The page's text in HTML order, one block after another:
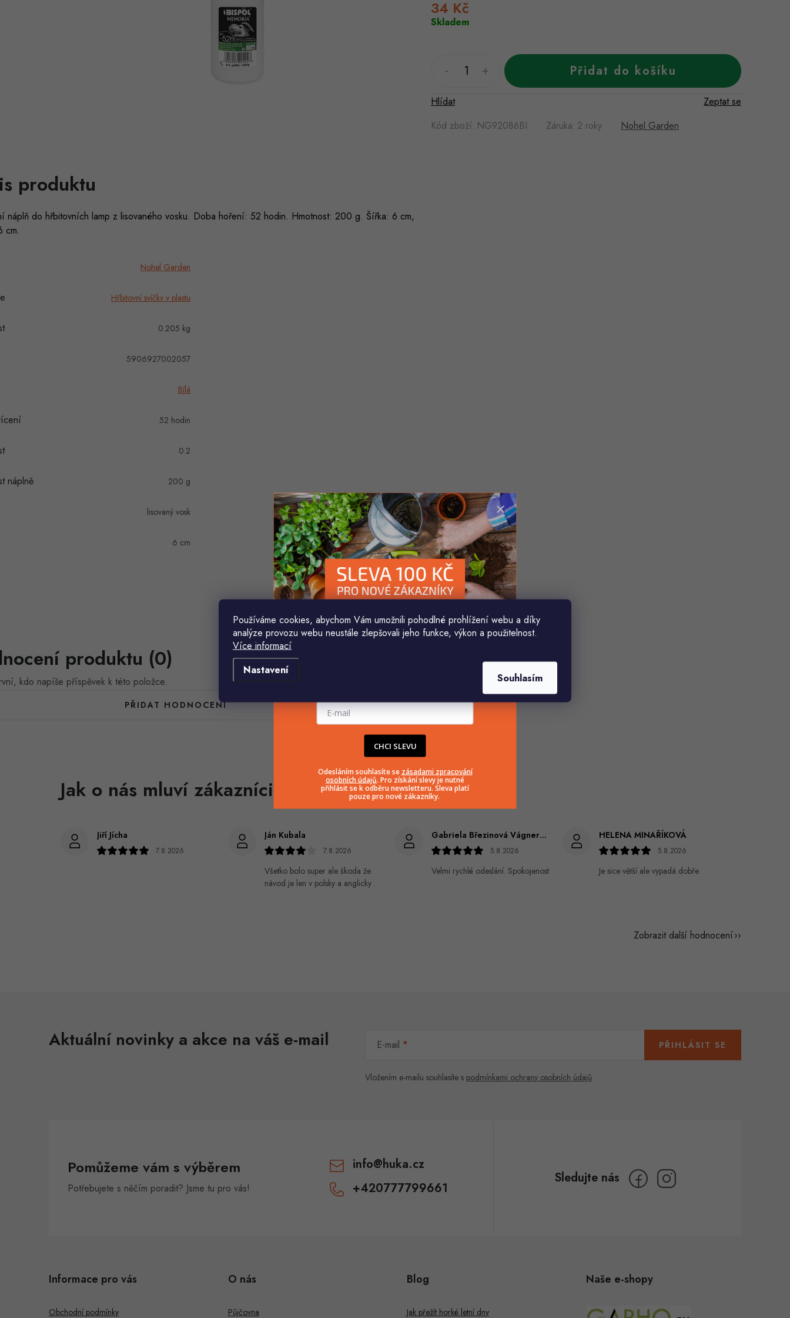
Používáme cookies, abychom Vám umožnili pohodlné prohlížení webu a díky
analýze provozu webu neustále zlepšovali jeho funkce, výkon a použitelnost.
Více informací
Nastavení
Souhlasím
34 Kč
cena:
Skladem
Přidat do košíku
Kód zboží: NG92086BI Záruka: 2 roky Nohel Garden
Zeptat se
Hlídat
produktu
náplň do hřbitovních lamp z lisovaného vosku. Doba hoření: 52 hodin. Hmotnost: 200 g. Šířka: 6 cm,
cm.
Nohel Garden
Hřbitovní svíčky v plastu
0.205 kg
5906927002057
Bílá
52 hodin
0.2
náplně 200 g
lisovaný vosk
6 cm
produktu (0)
kdo napíše příspěvek k této položce.
PŘIDAT HODNOCENÍ
Jiří Jícha
7.8.2026
Ján Kubala
7.8.2026
Všetko bolo super ale škoda že
návod je len v polsky a anglicky .
Gabriela Březinová Vágnerová
5.8.2026
Velmi rychlé odeslání. Spokojenost
HELENA MINAŘÍKOVÁ
5.8.2026
Je sice větší ale vypadá dobře
Zobrazit další hodnocení
Aktuální novinky a akce na váš e-mail E-mail
Vložením e-mailu souhlasíte s podmínkami ochrany osobních údajů
PŘIHLÁSIT SE
Pomůžeme vám s výběrem
Potřebujete s něčím poradit? Jsme tu pro vás!
info@huka.cz
+420777799661
Informace pro vás
Obchodní podmínky
O nás
Půjčovna
Blog
Jak přežít horké letní dny
Naše e-shopy
CHCI SLEVU
Odesláním souhlasíte se zásadami zpracování
osobních údajů. Pro získání slevy je nutné
přihlásit se k odběru newsletteru. Sleva platí
pouze pro nové zákazníky.